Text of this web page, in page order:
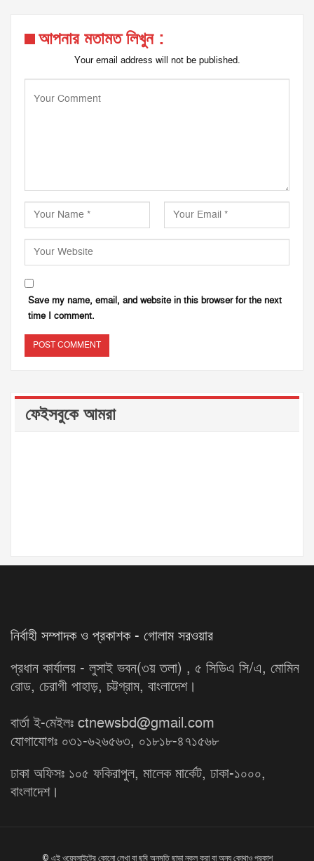
আপনার মতামত লিখুন :
Your email address will not be published.
Save my name, email, and website in this browser for the next
time I comment.
ফেইসবুকে আমরা
নির্বাহী সম্পাদক ও প্রকাশক - গোলাম সরওয়ার
প্রধান কার্যালয় - লুসাই ভবন(৩য় তলা) , ৫ সিডিএ সি/এ, মোমিন
রোড, চেরাগী পাহাড়, চট্টগ্রাম, বাংলাদেশ।
বার্তা ই-মেইলঃ ctnewsbd@gmail.com
যোগাযোগঃ ০৩১-৬২৬৫৬৩, ০১৮১৮-৪৭১৫৬৮
ঢাকা অফিসঃ ১০৫ ফকিরাপুল, মালেক মার্কেট, ঢাকা-১০০০,
বাংলাদেশ।
© এই ওয়েবসাইটের কোনো লেখা বা ছবি অনুমতি ছাড়া নকল করা বা অন্য কোথাও প্রকাশ